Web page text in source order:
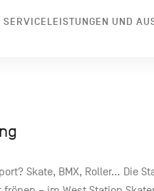
SERVICELEISTUNGEN UND
Skate, BMX, Roller… Die